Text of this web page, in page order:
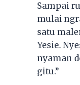
Sampai
mulai
satu
Yesie.
nyaman
gitu.”